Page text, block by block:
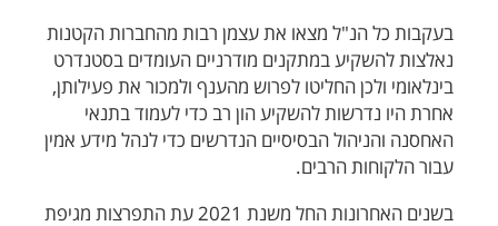
בעקבות כל הנ"ל מצאו את עצמן רבות מהחברות הקטנות
נאלצות להשקיע במתקנים מודרניים העומדים בסטנדרט
בינלאומי ולכן החליטו לפרוש מהענף ולמכור את פעילותן,
אחרת היו נדרשות להשקיע הון רב כדי לעמוד בתנאי
האחסנה והניהול הבסיסיים הנדרשים כדי לנהל מידע אמין
עבור הלקוחות הרבים.
בשנים האחרונות החל משנת 2021 עת התפרצות מגיפת